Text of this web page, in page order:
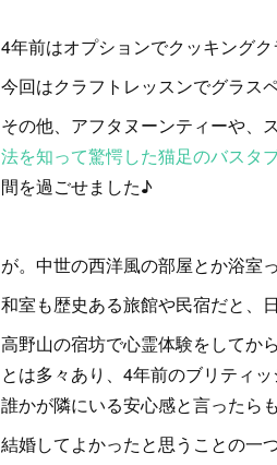
4年前はオプションでクッキングク
今回はクラフトレッスンでグラス
その他、アフタヌーンティーや、
法を知って驚愕した猫足のバスタ
間を過ごせました♪
が。中世の西洋風の部屋とか浴室
和室も歴史ある旅館や民宿だと、
高野山の宿坊で心霊体験をしてか
とは多々あり、4年前のブリティ
誰かが隣にいる安心感と言ったら
結婚してよかったと思うことの一